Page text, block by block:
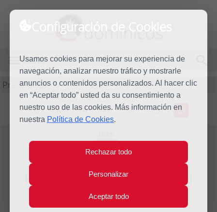
Configuración de Cookies
Usamos cookies para mejorar su experiencia de
navegación, analizar nuestro tráfico y mostrarle
anuncios o contenidos personalizados. Al hacer clic
en “Aceptar todo” usted da su consentimiento a
nuestro uso de las cookies. Más información en
nuestra Política de Cookies.
Rechazar todo
Personalizar
Aceptar todo
dominicos
MENÚ
Predicación
L M X J V S D
20
Oct
Homilía XXIX Domingo del
tiempo ordinario